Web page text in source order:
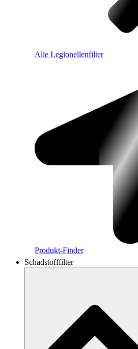
Alle Legionellenfilter
Produkt-Finder
Schadstofffilter